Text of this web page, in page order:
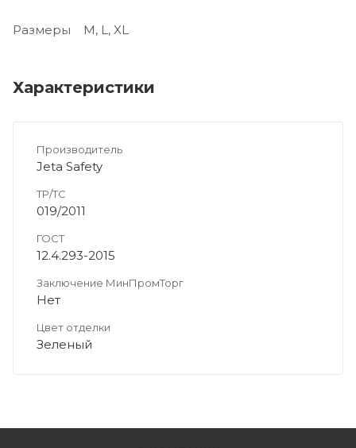
Размеры M, L, XL
Характеристики
Производитель
Jeta Safety
ТР/ТС
019/2011
ГОСТ
12.4.293-2015
Заключение МинПромТорг
Нет
Цвет отделки
Зеленый